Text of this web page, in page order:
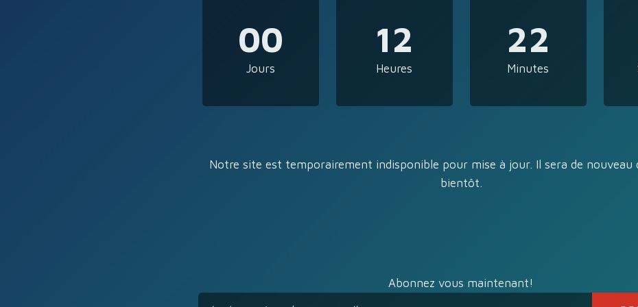
00
Jours
12
Heures
22
Minutes
Notre site est temporairement indisponible pour mise à jour. Il sera de nouveau
bientôt.
Abonnez vous maintenant!